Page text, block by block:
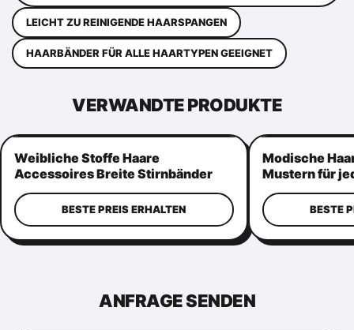
LEICHT ZU REINIGENDE HAARSPANGEN
HAARBÄNDER FÜR ALLE HAARTYPEN GEEIGNET
VERWANDTE PRODUKTE
Weibliche Stoffe Haare
Accessoires Breite Stirnbänder
Blumen-Plaid-Muster
BESTE PREIS ERHALTEN
Modische
Mustern für
BESTE
ANFRAGE SENDEN